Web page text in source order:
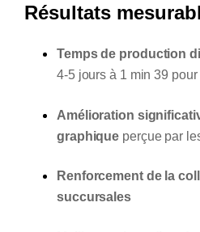
Résultats
Temps de production
4-5 jours à 1 min 39
Amélioration
graphique perçue par
Renforcement de la
succursales